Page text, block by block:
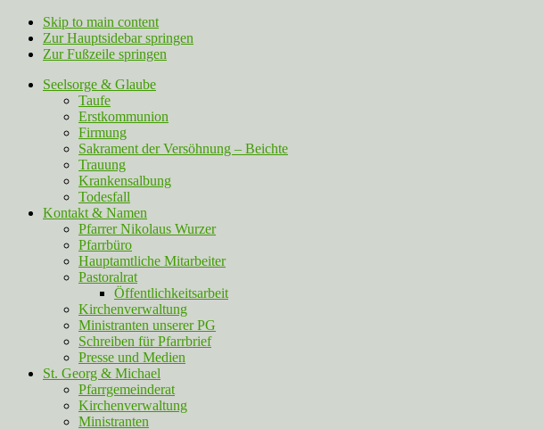
Skip to main content
Zur Hauptsidebar springen
Zur Fußzeile springen
Seelsorge & Glaube
Taufe
Erstkommunion
Firmung
Sakrament der Versöhnung – Beichte
Trauung
Krankensalbung
Todesfall
Kontakt & Namen
Pfarrer Nikolaus Wurzer
Pfarrbüro
Hauptamtliche Mitarbeiter
Pastoralrat
Öffentlichkeitsarbeit
Kirchenverwaltung
Ministranten unserer PG
Schreiben für Pfarrbrief
Presse und Medien
St. Georg & Michael
Pfarrgemeinderat
Kirchenverwaltung
Ministranten